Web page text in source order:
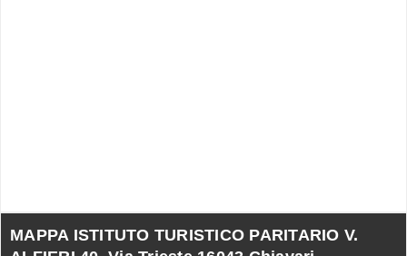
MAPPA ISTITUTO TURISTICO PARITARIO V.